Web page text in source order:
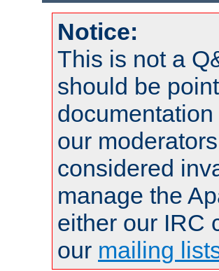
Notice:
This is not a
should be
our
considered
manage the
either our IRC
our mailing